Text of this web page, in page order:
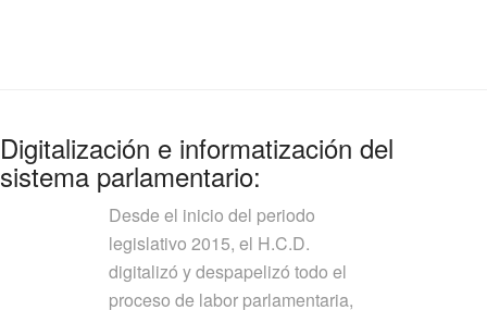
Digitalización e informatización del
sistema parlamentario:
Desde el inicio del periodo
legislativo 2015, el H.C.D.
digitalizó y despapelizó todo el
proceso de labor parlamentaria,